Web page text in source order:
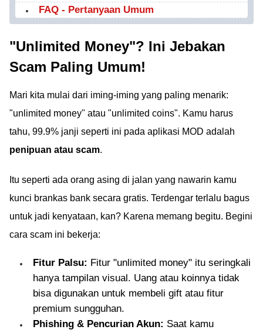
FAQ - Pertanyaan Umum
"Unlimited Money"? Ini Jebakan
Scam Paling Umum!
Mari kita mulai dari iming-iming yang paling menarik:
"unlimited money" atau "unlimited coins". Kamu harus
tahu, 99.9% janji seperti ini pada aplikasi MOD adalah
penipuan atau scam.
Itu seperti ada orang asing di jalan yang nawarin kamu
kunci brankas bank secara gratis. Terdengar terlalu bagus
untuk jadi kenyataan, kan? Karena memang begitu. Begini
cara scam ini bekerja:
Fitur Palsu: Fitur "unlimited money" itu seringkali
hanya tampilan visual. Uang atau koinnya tidak
bisa digunakan untuk membeli gift atau fitur
premium sungguhan.
Phishing & Pencurian Akun: Saat kamu